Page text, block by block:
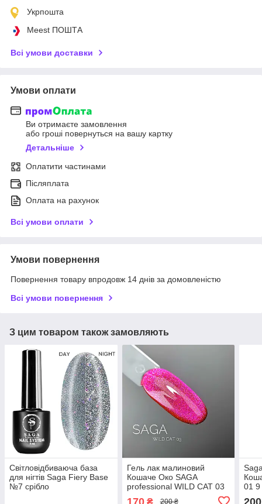
Укрпошта
Meest ПОШТА
Всі умови доставки
Умови оплати
Ви отримаєте замовлення
або гроші повернуться на вашу картку
Детальніше
Оплатити частинами
Післяплата
Оплата на рахунок
Всі умови оплати
Умови повернення
Повернення товару впродовж 14 днів за домовленістю
Всі умови повернення
З цим товаром також замовляють
Світловідбиваюча база
для нігтів Saga Fiery Base
№7 срібло
Гель лак малиновий
Кошаче Око SAGA
professional WILD CAT 03
170₴ 200 ₴
01
200